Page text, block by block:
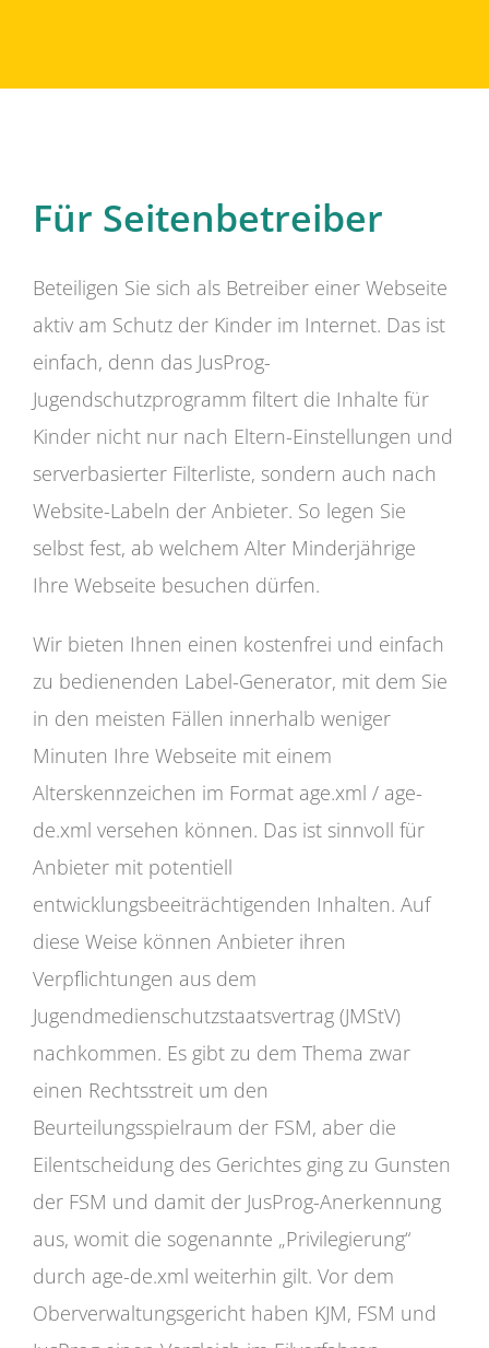
Für Seitenbetreiber
Beteiligen Sie sich als Betreiber einer Webseite
aktiv am Schutz der Kinder im Internet. Das ist
einfach, denn das JusProg-
Jugendschutzprogramm filtert die Inhalte für
Kinder nicht nur nach Eltern-Einstellungen und
serverbasierter Filterliste, sondern auch nach
Website-Labeln der Anbieter. So legen Sie
selbst fest, ab welchem Alter Minderjährige
Ihre Webseite besuchen dürfen.
Wir bieten Ihnen einen kostenfrei und einfach
zu bedienenden Label-Generator, mit dem Sie
in den meisten Fällen innerhalb weniger
Minuten Ihre Webseite mit einem
Alterskennzeichen im Format age.xml / age-
de.xml versehen können. Das ist sinnvoll für
Anbieter mit potentiell
entwicklungsbeeiträchtigenden Inhalten. Auf
diese Weise können Anbieter ihren
Verpflichtungen aus dem
Jugendmedienschutzstaatsvertrag (JMStV)
nachkommen. Es gibt zu dem Thema zwar
einen Rechtsstreit um den
Beurteilungsspielraum der FSM, aber die
Eilentscheidung des Gerichtes ging zu Gunsten
der FSM und damit der JusProg-Anerkennung
aus, womit die sogenannte „Privilegierung“
durch age-de.xml weiterhin gilt. Vor dem
Oberverwaltungsgericht haben KJM, FSM und